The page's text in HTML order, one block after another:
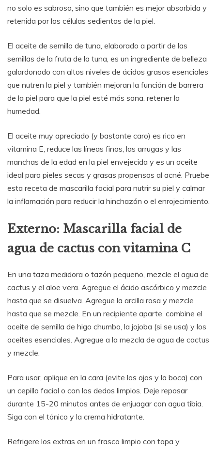
no solo es sabrosa, sino que también es mejor absorbida y
retenida por las células sedientas de la piel.
El aceite de semilla de tuna, elaborado a partir de las
semillas de la fruta de la tuna, es un ingrediente de belleza
galardonado con altos niveles de ácidos grasos esenciales
que nutren la piel y también mejoran la función de barrera
de la piel para que la piel esté más sana. retener la
humedad.
El aceite muy apreciado (y bastante caro) es rico en
vitamina E, reduce las líneas finas, las arrugas y las
manchas de la edad en la piel envejecida y es un aceite
ideal para pieles secas y grasas propensas al acné. Pruebe
esta receta de mascarilla facial para nutrir su piel y calmar
la inflamación para reducir la hinchazón o el enrojecimiento.
Externo: Mascarilla facial de
agua de cactus con vitamina C
En una taza medidora o tazón pequeño, mezcle el agua de
cactus y el aloe vera. Agregue el ácido ascórbico y mezcle
hasta que se disuelva. Agregue la arcilla rosa y mezcle
hasta que se mezcle. En un recipiente aparte, combine el
aceite de semilla de higo chumbo, la jojoba (si se usa) y los
aceites esenciales. Agregue a la mezcla de agua de cactus
y mezcle.
Para usar, aplique en la cara (evite los ojos y la boca) con
un cepillo facial o con los dedos limpios. Deje reposar
durante 15-20 minutos antes de enjuagar con agua tibia.
Siga con el tónico y la crema hidratante.
Refrigere los extras en un frasco limpio con tapa y